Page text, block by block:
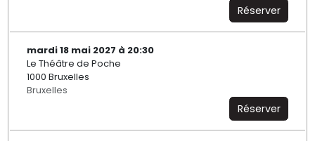
Réserver
mardi 18 mai 2027 à 20:30
Le Théâtre de Poche
1000 Bruxelles
Bruxelles
Réserver